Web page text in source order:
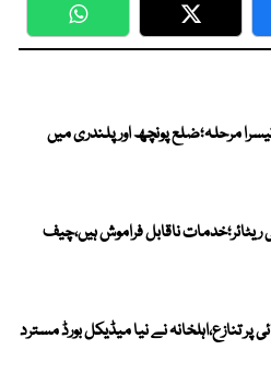
WhatsApp Twitter
مرحلہ؛ضلع پونچھ اور پلندری میں
ناقابل فراموش ہیں،چیف
تنازع،اہلخانہ نے نیا میڈیکل بورڈ مسترد